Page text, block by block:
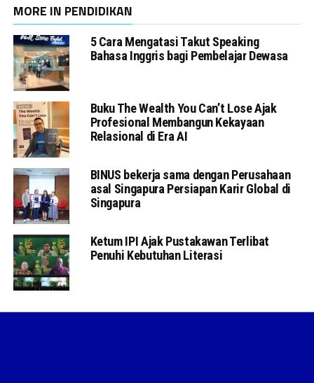
MORE IN PENDIDIKAN
5 Cara Mengatasi Takut Speaking
Bahasa Inggris bagi Pembelajar Dewasa
Buku The Wealth You Can’t Lose Ajak
Profesional Membangun Kekayaan
Relasional di Era AI
BINUS bekerja sama dengan Perusahaan
asal Singapura Persiapan Karir Global di
Singapura
Ketum IPI Ajak Pustakawan Terlibat
Penuhi Kebutuhan Literasi